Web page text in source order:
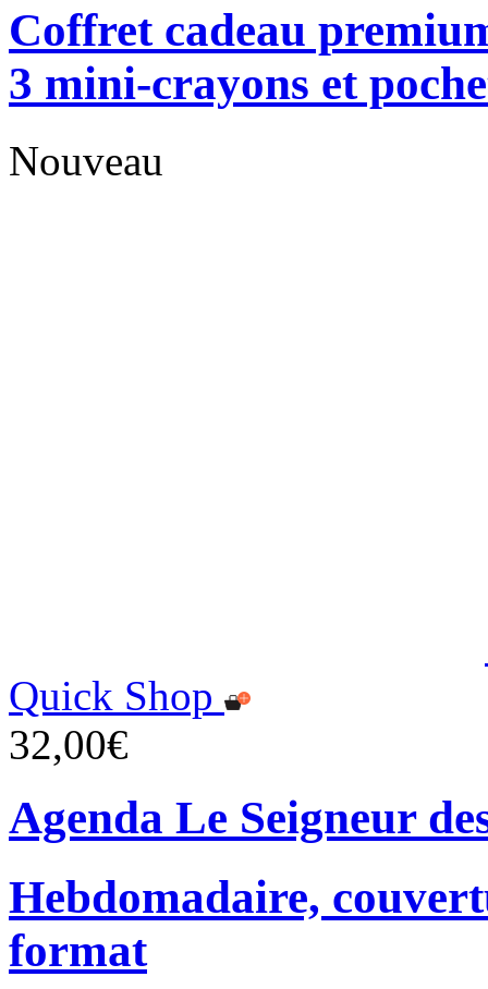
Coffret cadeau
3 mini-crayons et
Nouveau
Quick Shop
32,00€
Agenda Le Seigneur
Hebdomadaire,
format